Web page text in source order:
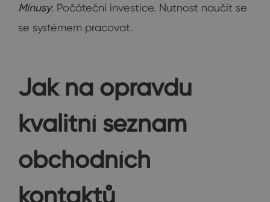
Mínusy: Počáteční investice. Nutnost naučit se
se systémem pracovat.
Jak na opravdu
kvalitní seznam
obchodních
kontaktů